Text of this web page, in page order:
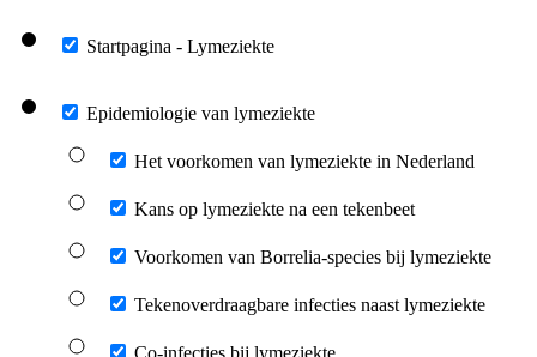
Startpagina - Lymeziekte
Epidemiologie van lymeziekte
Het voorkomen van lymeziekte in Nederland
Kans op lymeziekte na een tekenbeet
Voorkomen van Borrelia-species bij lymeziekte
Tekenoverdraagbare infecties naast lymeziekte
Co-infecties bij lymeziekte